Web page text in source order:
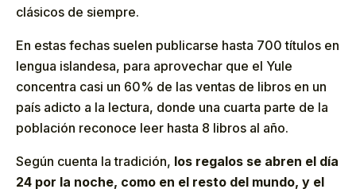
clásicos de siempre.
En estas fechas suelen publicarse hasta 700 títulos en
lengua islandesa, para aprovechar que el Yule
concentra casi un 60% de las ventas de libros en un
país adicto a la lectura, donde una cuarta parte de la
población reconoce leer hasta 8 libros al año.
Según cuenta la tradición, los regalos se abren el día
24 por la noche, como en el resto del mundo, y el